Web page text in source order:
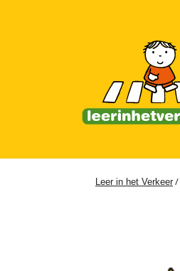
Leer in het Verkeer /